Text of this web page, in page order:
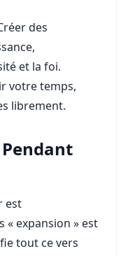
des
et la foi.
votre temps,
librement.
est
expansion » est
tout ce vers